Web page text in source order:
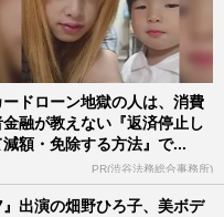
ードローン地獄の人は、消費
金融が教えない『返済停止し
減額・免除する方法』で...
PR(渋谷法務総合事務所)
』出演の畑野ひろ子、美ボデ